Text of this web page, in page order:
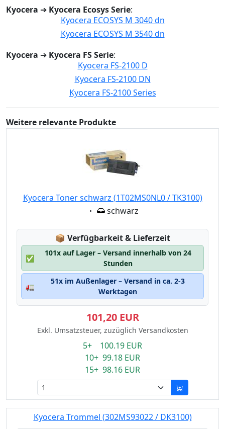
Kyocera ➔ Kyocera Ecosys Serie:
Kyocera ECOSYS M 3040 dn
Kyocera ECOSYS M 3540 dn
Kyocera ➔ Kyocera FS Serie:
Kyocera FS-2100 D
Kyocera FS-2100 DN
Kyocera FS-2100 Series
Weitere relevante Produkte
Kyocera Toner schwarz (1T02MS0NL0 / TK3100)
Eigenschaft:
schwarz
📦 Lagerstatus:
Verfügbarkeit & Lieferzeit
✅
101x auf Lager – Versand innerhalb von 24
Stunden
🚛
51x im Außenlager – Versand in ca. 2-3
Werktagen
101,20 EUR
Exkl. Umsatzsteuer, zuzüglich Versandkosten
5+ 100.19 EUR
10+ 99.18 EUR
15+ 98.16 EUR
Kyocera Trommel (302MS93022 / DK3100)